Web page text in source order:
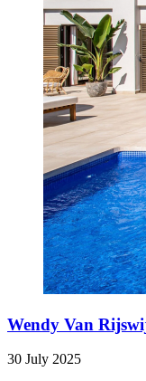
Wendy Van
30 July 2025